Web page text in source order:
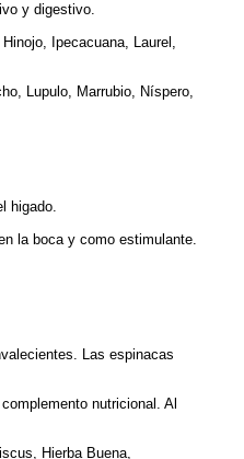
y digestivo.
Ipecacuana, Laurel,
Lupulo, Marrubio, Níspero,
higado.
la boca y como estimulante.
Las espinacas
nutricional. Al
Hierba Buena,